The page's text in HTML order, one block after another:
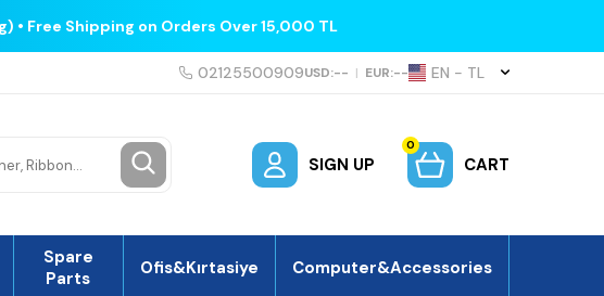
• Free Shipping on Orders Over 15,000 TL
02125500909USD:-- | EUR:-- EN − TL
SIGN UP
0
CART
Spare
Parts
Ofis&Kırtasiye Computer&Accessories